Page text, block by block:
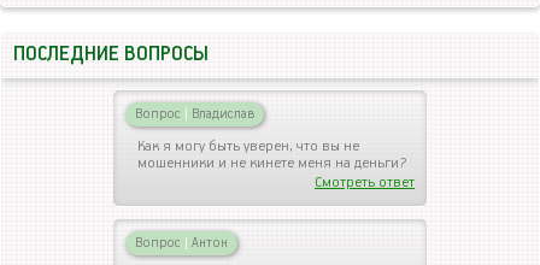
ПОСЛЕДНИЕ ВОПРОСЫ
Вопрос | Владислав
Как я могу быть уверен, что вы не
мошенники и не кинете меня на деньги?
Смотреть ответ
Вопрос | Антон